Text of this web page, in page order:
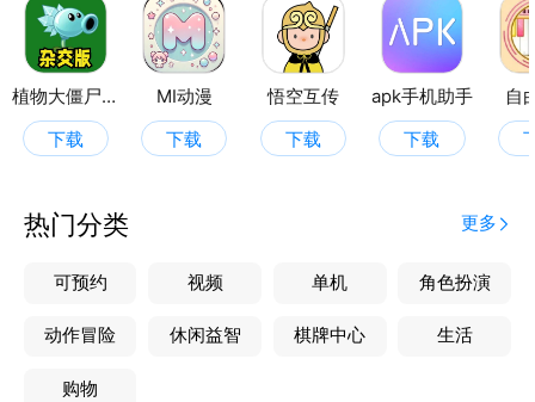
植物大僵尸杂交版
下载
MI动漫
下载
悟空互传
下载
apk手机助手
下载
自
热门分类 更多
可预约 视频 单机 角色扮演
动作冒险 休闲益智 棋牌中心 生活
购物